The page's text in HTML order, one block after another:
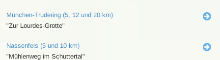
München-Trudering (5, 12 und 20 km)
"Zur Lourdes-Grotte"
Nassenfels (5 und 10 km)
"Mühlenweg im Schuttertal"